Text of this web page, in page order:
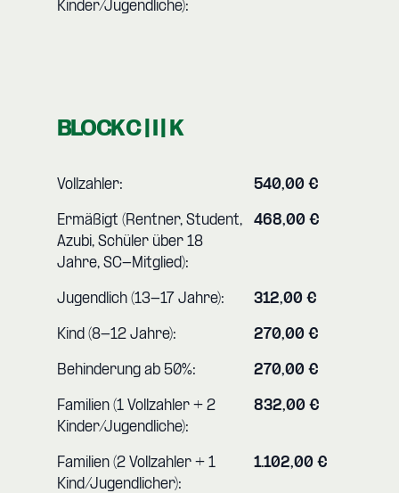
Kinder/Jugendliche):
BLOCK C | I | K
Vollzahler: 540,00 €
Ermäßigt (Rentner, Student,
Azubi, Schüler über 18
Jahre, SC-Mitglied):
468,00 €
Jugendlich (13-17 Jahre): 312,00 €
Kind (8-12 Jahre): 270,00 €
Behinderung ab 50%: 270,00 €
Familien (1 Vollzahler + 2
Kinder/Jugendliche):
832,00 €
Familien (2 Vollzahler + 1
Kind/Jugendlicher):
1.102,00 €